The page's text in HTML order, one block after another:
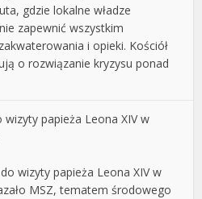
gdzie lokalne władze
zapewnić wszystkim
i opieki. Kościół
o rozwiązanie kryzysu ponad
wizyty papieża Leona XIV w
wizyty papieża Leona XIV w
MSZ, tematem środowego